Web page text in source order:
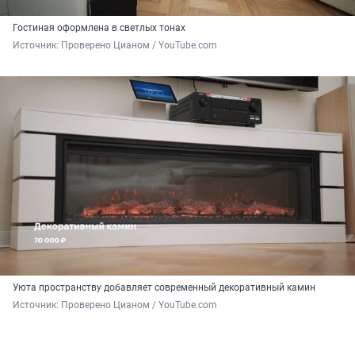
Гостиная оформлена в светлых тонах
Источник: Проверено Цианом / YouTube.com
Уюта пространству добавляет современный декоративный камин
Источник: Проверено Цианом / YouTube.com